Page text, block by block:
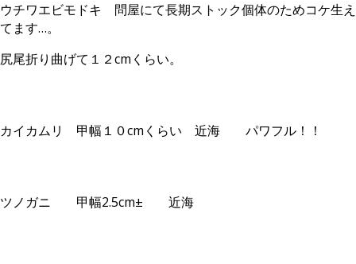
ウチワエビモドキ 問屋にて長期ストック個体のためコケ生え
てます…。
尻尾折り曲げて１２cmくらい。
カイカムリ 甲幅１０cmくらい 近海 パワフル！！
ツノガニ 甲幅2.5cm± 近海